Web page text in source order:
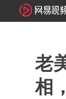
老
相